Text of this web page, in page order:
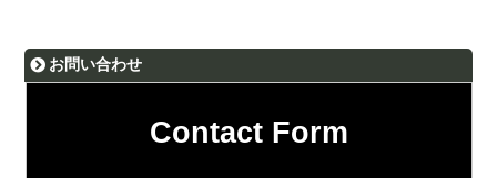
お問い合わせ
Contact Form